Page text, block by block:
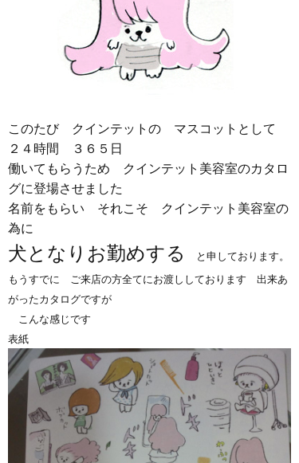
このたび クインテットの マスコットとして
２４時間 ３６５日
働いてもらうため クインテット美容室のカタロ
グに登場させました
名前をもらい それこそ クインテット美容室の
為に
犬となりお勤めする
と申しております。
もうすでに ご来店の方全てにお渡ししております 出来あ
がったカタログですが
こんな感じです
表紙